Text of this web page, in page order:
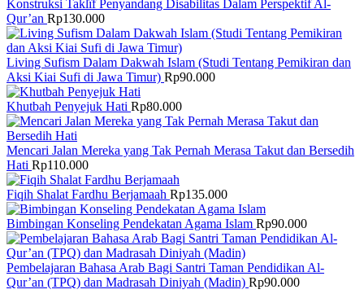
Konstruksi Taklîf Penyandang Disabilitas Dalam Perspektif Al-
Qur’an Rp130.000
Living Sufism Dalam Dakwah Islam (Studi Tentang Pemikiran dan
Aksi Kiai Sufi di Jawa Timur) Rp90.000
Khutbah Penyejuk Hati Rp80.000
Mencari Jalan Mereka yang Tak Pernah Merasa Takut dan Bersedih
Hati Rp110.000
Fiqih Shalat Fardhu Berjamaah Rp135.000
Bimbingan Konseling Pendekatan Agama Islam Rp90.000
Pembelajaran Bahasa Arab Bagi Santri Taman Pendidikan Al-
Qur’an (TPQ) dan Madrasah Diniyah (Madin) Rp90.000